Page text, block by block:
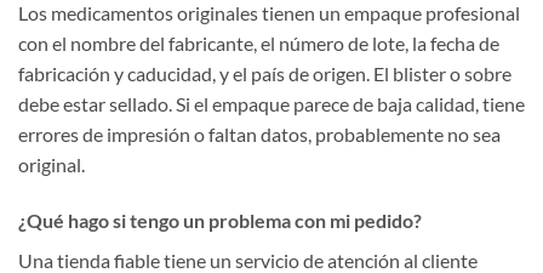
Los medicamentos originales tienen un empaque profesional
con el nombre del fabricante, el número de lote, la fecha de
fabricación y caducidad, y el país de origen. El blister o sobre
debe estar sellado. Si el empaque parece de baja calidad, tiene
errores de impresión o faltan datos, probablemente no sea
original.
¿Qué hago si tengo un problema con mi pedido?
Una tienda fiable tiene un servicio de atención al cliente